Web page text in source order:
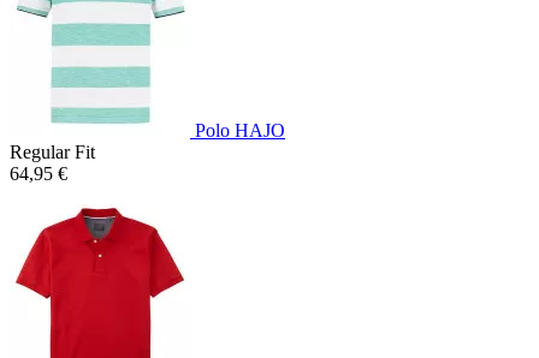
Polo HAJO
Regular Fit
64,95 €